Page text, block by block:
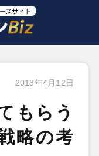
2018年4月12日
もらう
略の考